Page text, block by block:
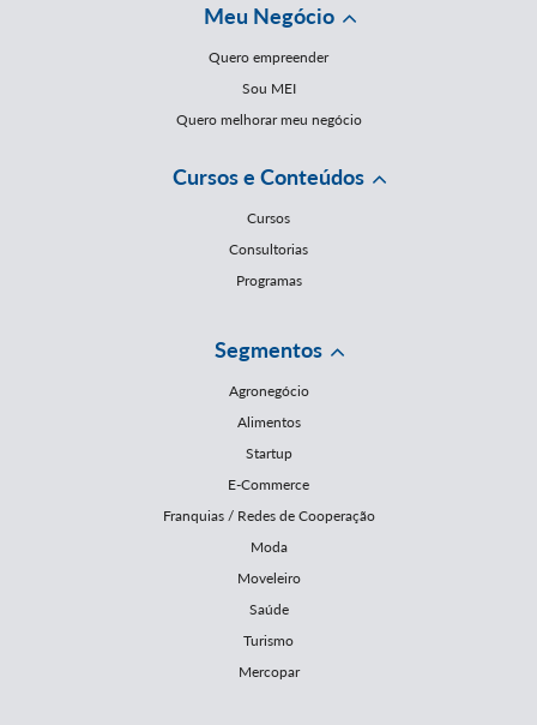
Meu Negócio
Quero empreender
Sou MEI
Quero melhorar meu negócio
Cursos e Conteúdos
Cursos
Consultorias
Programas
Segmentos
Agronegócio
Alimentos
Startup
E-Commerce
Franquias / Redes de Cooperação
Moda
Moveleiro
Saúde
Turismo
Mercopar